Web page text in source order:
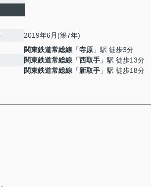
2019年6月(築7年)
関東鉄道常総線 「寺原 」駅 徒歩3分
関東鉄道常総線 「西取手 」駅 徒歩13分
関東鉄道常総線 「新取手 」駅 徒歩18分